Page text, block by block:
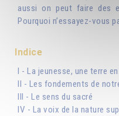
aussi on peut faire des
Pourquoi n’essayez-vous
Indice
I - La jeunesse, une terre
II - Les fondements de
III - Le sens du sacré
IV - La voix de la nature